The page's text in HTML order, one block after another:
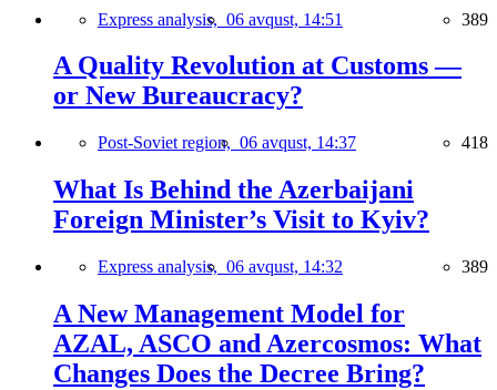
Express analysis, 06 avqust, 14:51 389
A Quality Revolution at Customs —
or New Bureaucracy?
Post-Soviet region, 06 avqust, 14:37 418
What Is Behind the Azerbaijani
Foreign Minister’s Visit to Kyiv?
Express analysis, 06 avqust, 14:32 389
A New Management Model for
AZAL, ASCO and Azercosmos: What
Changes Does the Decree Bring?